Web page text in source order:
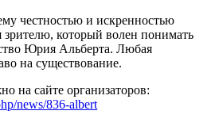
честностью и искренностью
зрителю, который волен понимать
Юрия Альберта. Любая
на существование.
на сайте организаторов:
news/836-albert